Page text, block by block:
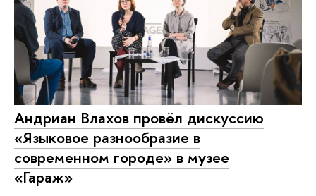
Андриан Влахов провёл дискуссию
«Языковое разнообразие в
современном городе» в музее
«Гараж»